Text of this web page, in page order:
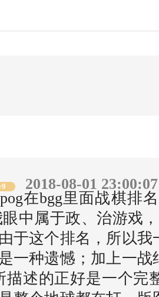
2018-08-01 23:00:07
在bgg里面战棋排
中属于政、治游戏
于这个排名，所以
一种遗憾；加上一
描述的正好是一个完